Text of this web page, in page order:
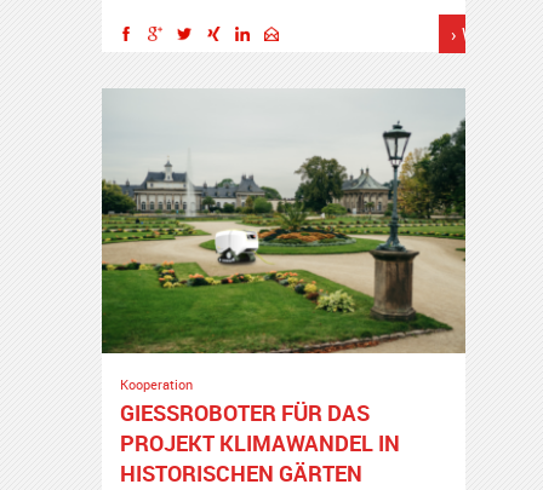
›
Kooperation
GIESSROBOTER FÜR DAS P
ROJEKT KLIMAWANDEL IN H
ISTORISCHEN GÄRTEN